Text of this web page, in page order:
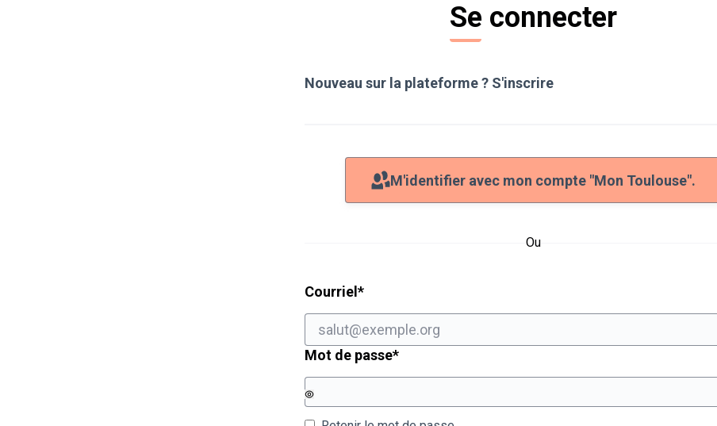
Se connecter
Nouveau sur la plateforme ? S'inscrire
M'identifier avec mon compte "Mon Toulouse".
Ou
Courriel *Champ obligatoire
Mot de passe*Champ obligatoire